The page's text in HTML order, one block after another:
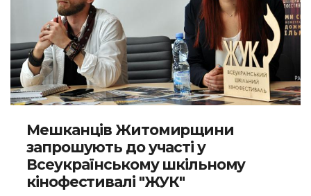
Мешканців Житомирщини
запрошують до участі у
Всеукраїнському шкільному
кінофестивалі "ЖУК"